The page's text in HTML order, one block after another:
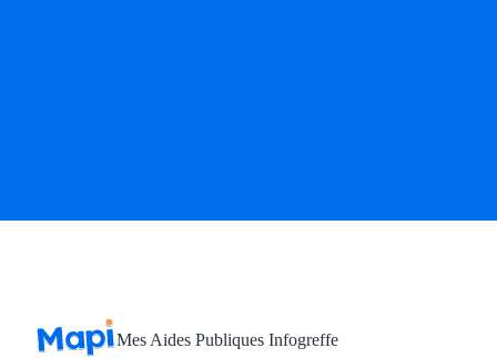
Mes Aides Publiques Infogreffe